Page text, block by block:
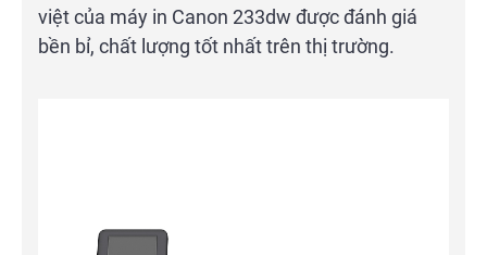
việt của máy in Canon 233dw được đánh giá
bền bỉ, chất lượng tốt nhất trên thị trường.